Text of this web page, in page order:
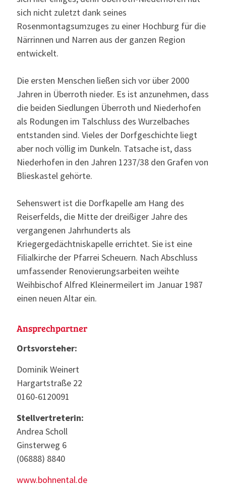
sich nicht zuletzt dank seines
Rosenmontagsumzuges zu einer Hochburg für die
Närrinnen und Narren aus der ganzen Region
entwickelt.
Die ersten Menschen ließen sich vor über 2000
Jahren in Überroth nieder. Es ist anzunehmen, dass
die beiden Siedlungen Überroth und Niederhofen
als Rodungen im Talschluss des Wurzelbaches
entstanden sind. Vieles der Dorfgeschichte liegt
aber noch völlig im Dunkeln. Tatsache ist, dass
Niederhofen in den Jahren 1237/38 den Grafen von
Blieskastel gehörte.
Sehenswert ist die Dorfkapelle am Hang des
Reiserfelds, die Mitte der dreißiger Jahre des
vergangenen Jahrhunderts als
Kriegergedächtniskapelle errichtet. Sie ist eine
Filialkirche der Pfarrei Scheuern. Nach Abschluss
umfassender Renovierungsarbeiten weihte
Weihbischof Alfred Kleinermeilert im Januar 1987
einen neuen Altar ein.
Ansprechpartner
Ortsvorsteher:
Dominik Weinert
Hargartstraße 22
0160-6120091
Stellvertreterin:
Andrea Scholl
Ginsterweg 6
(06888) 8840
www.bohnental.de